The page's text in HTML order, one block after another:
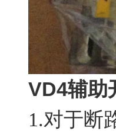
VD4辅助
1.对于断